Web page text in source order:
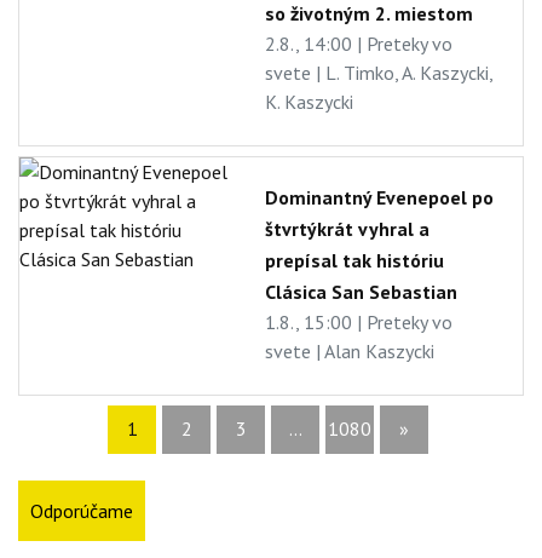
so životným 2. miestom
2.8., 14:00 | Preteky vo
svete | L. Timko, A. Kaszycki,
K. Kaszycki
Dominantný Evenepoel po
štvrtýkrát vyhral a
prepísal tak históriu
Clásica San Sebastian
1.8., 15:00 | Preteky vo
svete | Alan Kaszycki
1 2 3 ... 1080 »
Odporúčame